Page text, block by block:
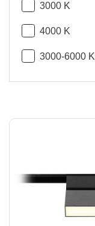
3000 K
4000 K
3000-6000 K